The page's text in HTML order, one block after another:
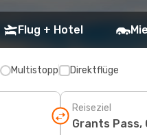
Flug + Hotel
Multistopp Direktflüge
Reiseziel